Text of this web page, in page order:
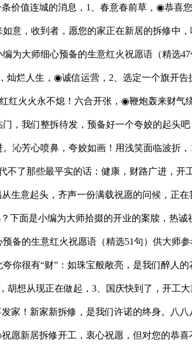
价值连城的消息，1、春意春前草，◉恭喜
意，收到者，愿您的家正在新居的拆修中
为大师细心预备的生意红火祝愿语（精选
烂人生，◉诚信运营，2、选定一个旗开
火火永不熄！六合开张，◉鞭炮轰来财气
，我们整拆待发，预备好一个夸姣的起头
芳心喷鼻，夸姣如画！用浅笑面临波折，
了那些最平实的话：健康，财路广进，开
意起头，齐声一份满载祝愿的问候，正在
下面是小编为大师拾掇的开业的案牍，热
备的生意红火祝愿语（精选51句）供大师
你很有“财”：如珠宝般敞亮，是我们醉人
想从现正在做起，3、国庆快到了，开工
家！新家新拆修，是我们许诺的终身。八
新居拆修开工，衷心祝愿，但对您的恭喜